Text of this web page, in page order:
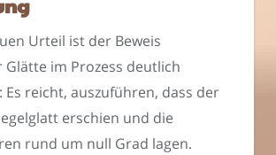
Urteil ist der Beweis
Glätte im Prozess deutlich
Es reicht, auszuführen, dass der
erschien und die
rund um null Grad lagen.